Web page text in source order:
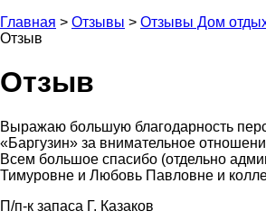
Главная > Отзывы > Отзывы Дом
Отзыв
Отзыв
Выражаю большую благодарность
«Баргузин» за внимательное
Всем большое спасибо (отдельно
Тимуровне и Любовь Павловне и
П/п-к запаса Г. Казаков